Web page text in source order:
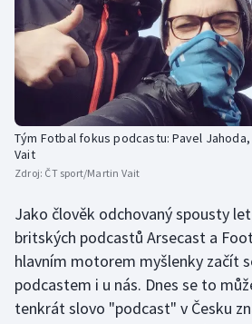
Volejbal
Ostatní
Tým Fotbal fokus podcastu: Pavel
Vait
Zdroj: ČT sport/Martin Vait
Jako člověk odchovaný spousty
britských podcastů Arsecast a
hlavním motorem myšlenky začít
podcastem i u nás. Dnes se to
tenkrát slovo "podcast" v Česku